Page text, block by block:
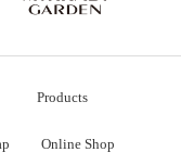
Products
Online Shop